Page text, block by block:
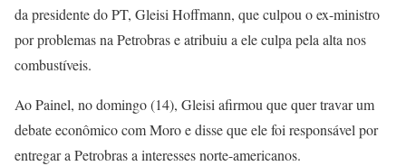
da presidente do PT, Gleisi Hoffmann, que culpou o ex-ministro
por problemas na Petrobras e atribuiu a ele culpa pela alta nos
combustíveis.
Ao Painel, no domingo (14), Gleisi afirmou que quer travar um
debate econômico com Moro e disse que ele foi responsável por
entregar a Petrobras a interesses norte-americanos.